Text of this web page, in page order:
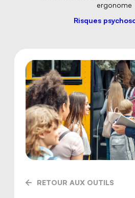
ergonome
Risques
RETOUR AUX OUTILS